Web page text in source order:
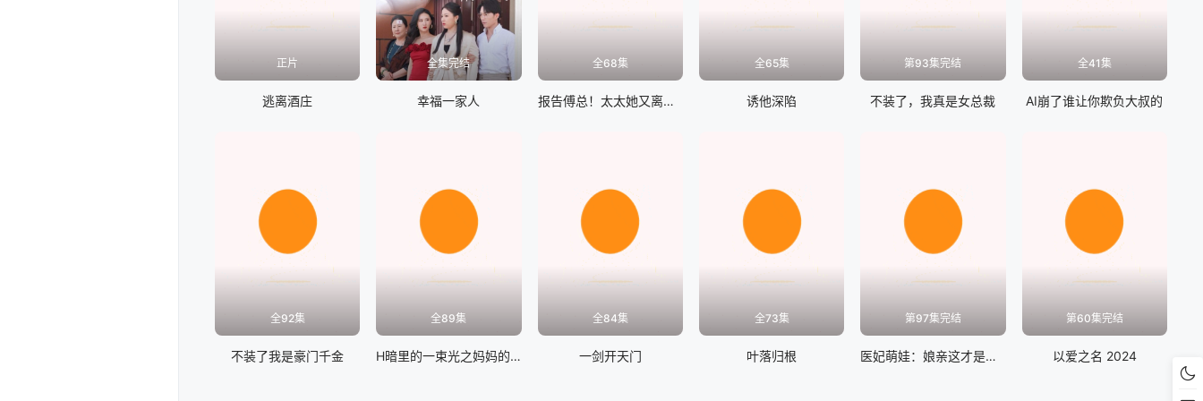
正片
逃离酒庄
全集完结
幸福一家人
全68集
报告傅总！太太她又离家出走了
全65集
诱他深陷
第93集完结
不装了，我真是女总裁
全41集
AI崩了谁让你欺负大叔的
全92集
不装了我是豪门千金
全89集
H暗里的一束光之妈妈的爱
全84集
一剑开天门
全73集
叶落归根
第97集完结
医妃萌娃：娘亲这才是我爹爹
第60集完结
以爱之名 2024